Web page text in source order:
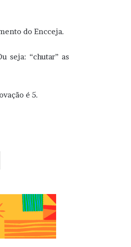
do Encceja.
seja: “chutar” as
é 5.